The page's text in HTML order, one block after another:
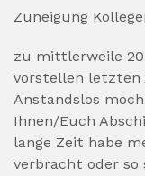
Zuneigung
zu mittlerweile
vorstellen letzten
Anstandslos
Ihnen/Euch
lange Zeit habe
verbracht oder so